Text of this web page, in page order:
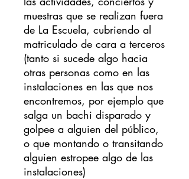
muestras que se realizan fuera
de La Escuela, cubriendo al
matriculado de cara a terceros
(tanto si sucede algo hacia
otras personas como en las
instalaciones en las que nos
encontremos, por ejemplo que
salga un bachi disparado y
golpee a alguien del público,
o que montando o transitando
alguien estropee algo de las
instalaciones)